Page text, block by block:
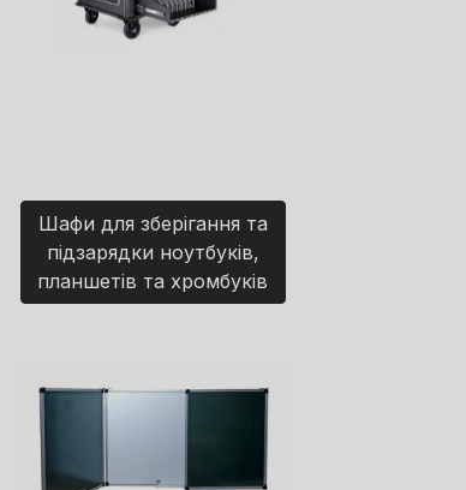
Шафи для зберігання та
підзарядки ноутбуків,
планшетів та хромбуків